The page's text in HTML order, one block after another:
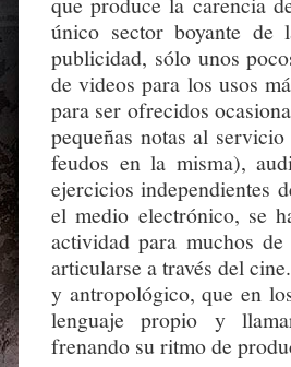
único sector boyante de
publicidad, sólo unos
de videos para los usos
para ser ofrecidos
pequeñas notas al
feudos en la misma),
ejercicios independientes
el medio electrónico, se
actividad para muchos
articularse a través del
y antropológico, que en
lenguaje propio y
frenando su ritmo de